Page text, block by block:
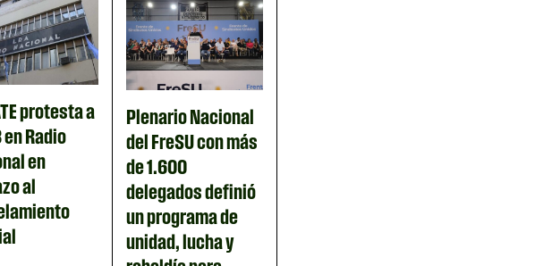
protesta a
en Radio
en
al
Plenario Nacional
del FreSU con más
de 1.600
delegados definió
un programa de
unidad, lucha y